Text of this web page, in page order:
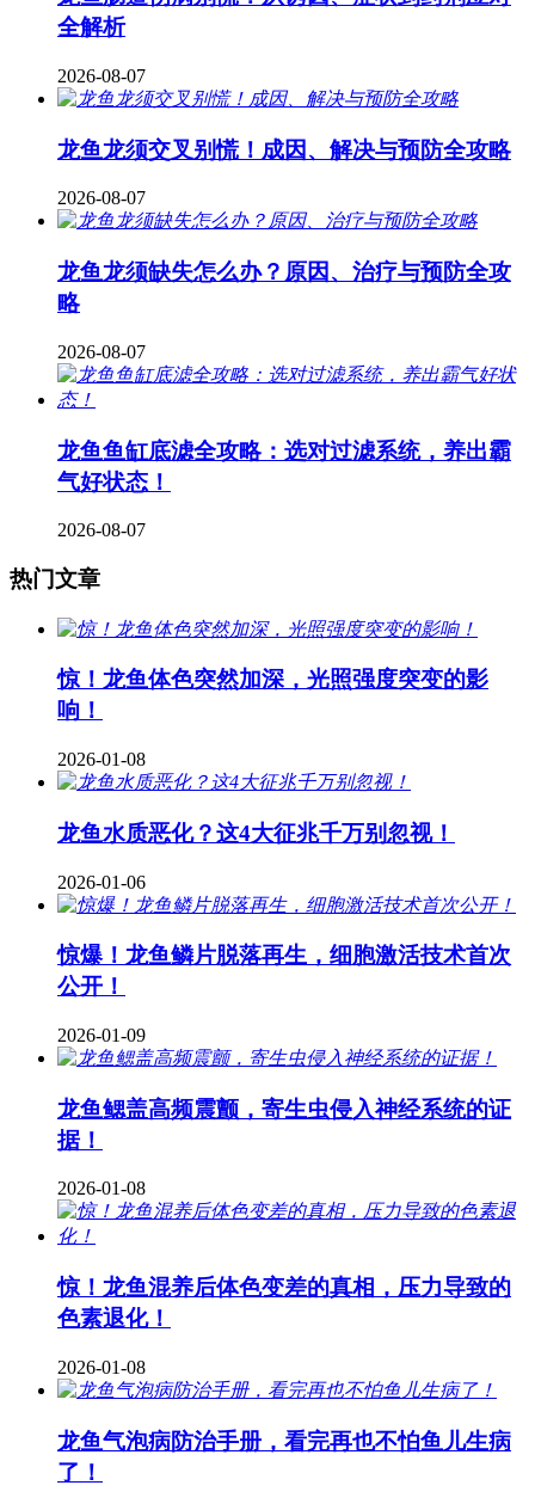
全解析
2026-08-07
龙鱼龙须交叉别慌！成因、解决与预防全攻略
2026-08-07
龙鱼龙须缺失怎么办？原因、治疗与预防全攻
略
2026-08-07
龙鱼鱼缸底滤全攻略：选对过滤系统，养出霸
气好状态！
2026-08-07
热门文章
惊！龙鱼体色突然加深，光照强度突变的影
响！
2026-01-08
龙鱼水质恶化？这4大征兆千万别忽视！
2026-01-06
惊爆！龙鱼鳞片脱落再生，细胞激活技术首次
公开！
2026-01-09
龙鱼鳃盖高频震颤，寄生虫侵入神经系统的证
据！
2026-01-08
惊！龙鱼混养后体色变差的真相，压力导致的
色素退化！
2026-01-08
龙鱼气泡病防治手册，看完再也不怕鱼儿生病
了！